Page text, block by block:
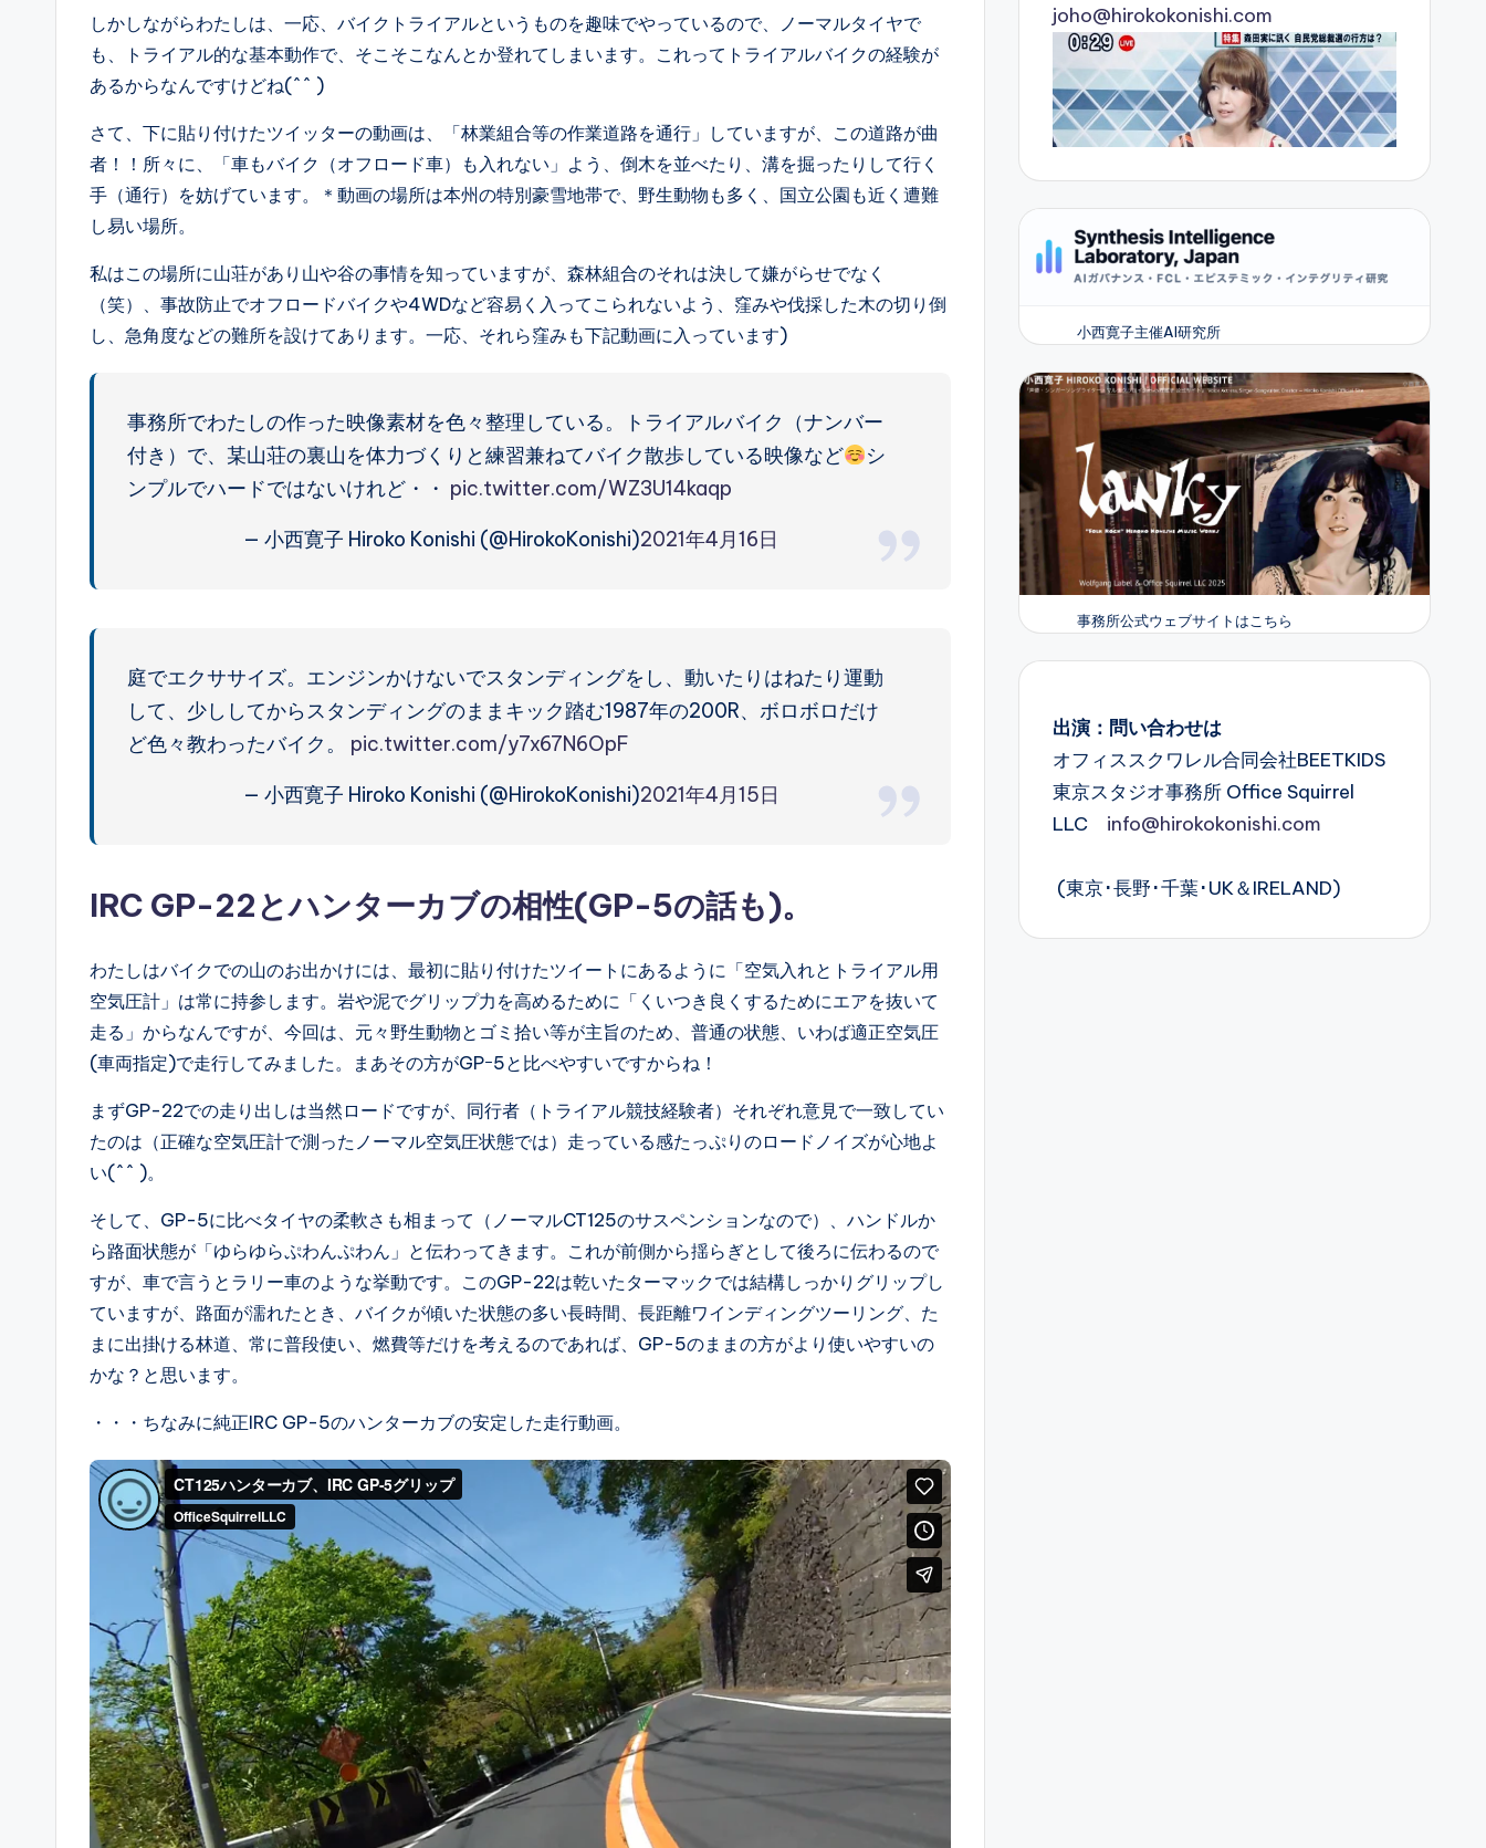
しかしながらわたしは、一応、バイクトライアルというものを趣味でやっているので、ノーマルタイヤで
も、トライアル的な基本動作で、そこそこなんとか登れてしまいます。これってトライアルバイクの経験が
あるからなんですけどね(^^ )
さて、下に貼り付けたツイッターの動画は、「林業組合等の作業道路を通行」していますが、この道路が曲
者！！所々に、「車もバイク（オフロード車）も入れない」よう、倒木を並べたり、溝を掘ったりして行く
手（通行）を妨げています。＊動画の場所は本州の特別豪雪地帯で、野生動物も多く、国立公園も近く遭難
し易い場所。
私はこの場所に山荘があり山や谷の事情を知っていますが、森林組合のそれは決して嫌がらせでなく
（笑）、事故防止でオフロードバイクや4WDなど容易く入ってこられないよう、窪みや伐採した木の切り倒
し、急角度などの難所を設けてあります。一応、それら窪みも下記動画に入っています)
事務所でわたしの作った映像素材を色々整理している。トライアルバイク（ナンバー
付き）で、某山荘の裏山を体力づくりと練習兼ねてバイク散歩している映像など
シ
ンプルでハードではないけれど・・ pic.twitter.com/WZ3U14kaqp
— 小西寛子 Hiroko Konishi (@HirokoKonishi)2021年4月16日
庭でエクササイズ。エンジンかけないでスタンディングをし、動いたりはねたり運動
して、少ししてからスタンディングのままキック踏む1987年の200R、ボロボロだけ
ど色々教わったバイク。 pic.twitter.com/y7x67N6OpF
— 小西寛子 Hiroko Konishi (@HirokoKonishi)2021年4月15日
IRC GP-22とハンターカブの相性(GP-5の話も)。
わたしはバイクでの山のお出かけには、最初に貼り付けたツイートにあるように「空気入れとトライアル用
空気圧計」は常に持参します。岩や泥でグリップ力を高めるために「くいつき良くするためにエアを抜いて
走る」からなんですが、今回は、元々野生動物とゴミ拾い等が主旨のため、普通の状態、いわば適正空気圧
(車両指定)で走行してみました。まあその方がGPｰ5と比べやすいですからね！
まずGP-22での走り出しは当然ロードですが、同行者（トライアル競技経験者）それぞれ意見で一致してい
たのは（正確な空気圧計で測ったノーマル空気圧状態では）走っている感たっぷりのロードノイズが心地よ
い(^^ )。
そして、GP-5に比べタイヤの柔軟さも相まって（ノーマルCT125のサスペンションなので）、ハンドルか
ら路面状態が「ゆらゆらぷわんぷわん」と伝わってきます。これが前側から揺らぎとして後ろに伝わるので
すが、車で言うとラリー車のような挙動です。このGP-22は乾いたターマックでは結構しっかりグリップし
ていますが、路面が濡れたとき、バイクが傾いた状態の多い長時間、長距離ワインディングツーリング、た
まに出掛ける林道、常に普段使い、燃費等だけを考えるのであれば、GP-5のままの方がより使いやすいの
かな？と思います。
・・・ちなみに純正IRC GP-5のハンターカブの安定した走行動画。
joho@hirokokonishi.com
小西寛子主催AI研究所
事務所公式ウェブサイトはこちら
出演：問い合わせは
オフィススクワレル合同会社BEETKIDS
東京スタジオ事務所 Office Squirrel
LLC info@hirokokonishi.com
(東京･長野･千葉･UK＆IRELAND)